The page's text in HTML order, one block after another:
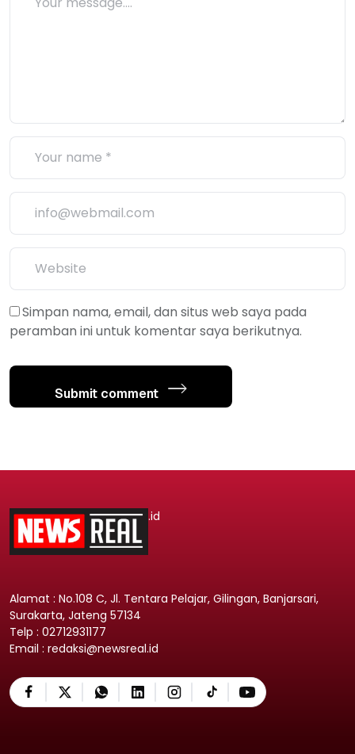
Simpan nama, email, dan situs web saya pada
peramban ini untuk komentar saya berikutnya.
Submit comment
.id
Alamat : No.108 C, Jl. Tentara Pelajar, Gilingan, Banjarsari,
Surakarta, Jateng 57134
Telp : 02712931177
Email : redaksi@newsreal.id